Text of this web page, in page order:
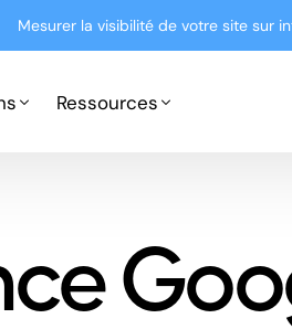
Mesurer la visibilité de votre site sur
Advertising
Ressources
Presse
Le blog